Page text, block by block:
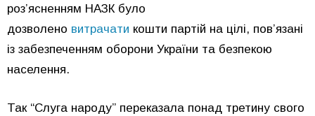
розʼясненням НАЗК було
дозволено витрачати кошти партій на цілі, пов’язані
із забезпеченням оборони України та безпекою
населення.
Так “Слуга народу” переказала понад третину свого